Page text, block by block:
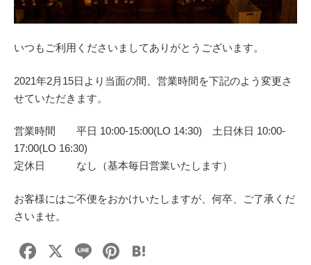
いつもご利用くださいましてありがとうございます。
2021年2月15日より当面の間、営業時間を下記のよう変更さ
せていただきます。
営業時間 平日 10:00-15:00(LO 14:30) 土日休日 10:00-
17:00(LO 16:30)
定休日 なし（基本毎日営業いたします）
お客様にはご不便をおかけいたしますが、何卒、ご了承くだ
さいませ。
F
X
Li
Pi